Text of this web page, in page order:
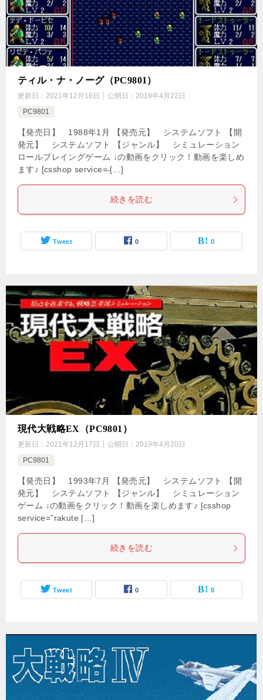
ティル・ナ・ノーグ（PC9801）
更新日： 2021年12月16日 公開日： 2019年4月22日
PC9801
【発売日】 1988年1月 【発売元】 システムソフト 【開
発元】 システムソフト 【ジャンル】 シミュレーション
ロールプレイングゲーム ↓の動画をクリック！動画を楽しめ
ます♪ [csshop service=̶ […]
続きを読む
Tweet 0 0
現代大戦略EX（PC9801）
更新日： 2021年12月17日 公開日： 2019年4月20日
PC9801
【発売日】 1993年7月 【発売元】 システムソフト 【開
発元】 システムソフト 【ジャンル】 シミュレーション
ゲーム ↓の動画をクリック！動画を楽しめます♪ [csshop
service=”rakute […]
続きを読む
Tweet 0 0